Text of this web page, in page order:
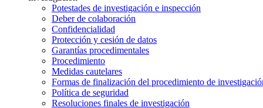
Potestades de investigación e inspección
Deber de colaboración
Confidencialidad
Protección y cesión de datos
Garantías procedimentales
Procedimiento
Medidas cautelares
Formas de finalización del procedimiento de
Política de seguridad
Resoluciones finales de investigación